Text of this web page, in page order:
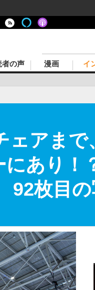
者の声 漫画 イ
アまで
あり！
92枚目